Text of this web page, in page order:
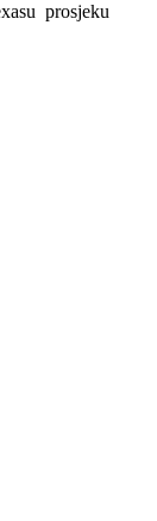
prosjeku